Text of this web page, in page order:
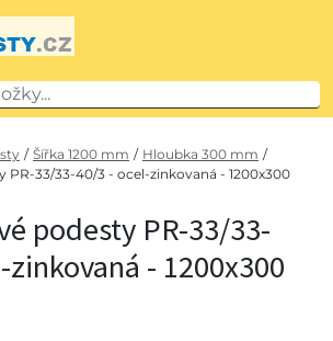
/ Šířka 1200 mm / Hloubka 300 mm /
PR-33/33-40/3 - ocel-zinkovaná - 1200x300
podesty PR-33/33-
- 1200x300